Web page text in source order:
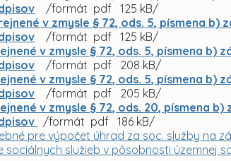
/formát pdf 125 kB/
v zmysle § 72, ods. 5, písmena b)
/formát pdf 125 kB/
v zmysle § 72, ods. 5, písmena b)
/formát pdf 208 kB/
v zmysle § 72, ods. 5, písmena b)
/formát pdf 205 kB/
v zmysle § 72, ods. 20, písmena b)
/formát pdf 186 kB/
pre výpočet úhrad za soc. služby na
služieb v pôsobnosti územnej